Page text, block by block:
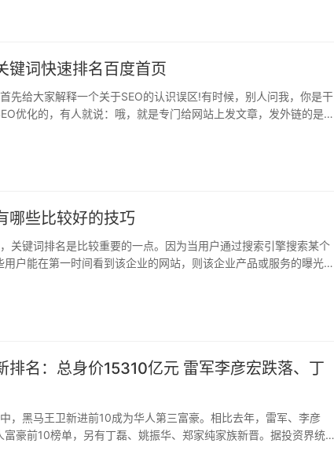
键词快速排名百度首页
先给大家解释一个关于SEO的认识误区!有时候，别人问我，你是干
优化的，有人就说：哦，就是专门给网站上发文章，发外链的是
哪些比较好的技巧
关键词排名是比较重要的一点。因为当用户通过搜索引擎搜索某个
户能在第一时间看到该企业的网站，则该企业产品或服务的曝光率
排名：总身价15310亿元 雷军李彦宏跌落、丁
，黑马王卫新进前10成为华人第三富豪。相比去年，雷军、李彦
豪前10榜单，另有丁磊、姚振华、郑家纯家族新晋。据投资界统